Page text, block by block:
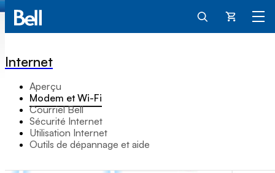
Panier
Internet
Aperçu
Modem et Wi-Fi
Courriel Bell
Sécurité Internet
Utilisation Internet
Outils de dépannage et aide